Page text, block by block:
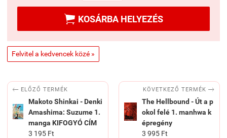
 KOSÁRBA HELYEZÉS
Felvitel a kedvencek közé »
 ELŐZŐ TERMÉK
Makoto Shinkai - Denki
Amashima: Suzume 1.
manga KIFOGYÓ CÍM
3 195 Ft
KÖVETKEZŐ TERMÉK 
The Hellbound - Út a p
okol felé 1. manhwa k
épregény
3 995 Ft